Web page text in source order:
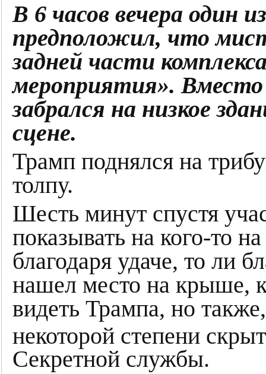
В 6 часов вечера один
предположил, что
задней части
мероприятия».
забрался на низкое
сцене.
Трамп поднялся на
толпу.
Шесть минут спустя
показывать на кого-то
благодаря удаче, то ли
нашел место на крыше,
видеть Трампа, но
некоторой степени
Секретной службы.